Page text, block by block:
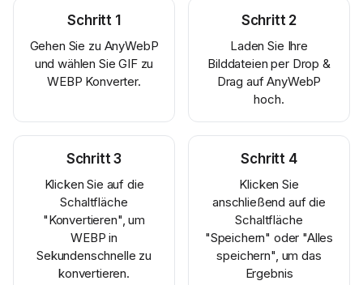
Schritt 1
Gehen Sie zu AnyWebP
und wählen Sie GIF zu
WEBP Konverter.
Schritt 2
Laden Sie Ihre
Bilddateien per Drop &
Drag auf AnyWebP
hoch.
Schritt3
Klicken Sie auf die
Schaltfläche
"Konvertieren", um
WEBP in
Sekundenschnelle zu
konvertieren.
Schritt 4
Klicken Sie
anschließend auf die
Schaltfläche
"Speichern" oder "Alles
speichern", um das
Ergebnis